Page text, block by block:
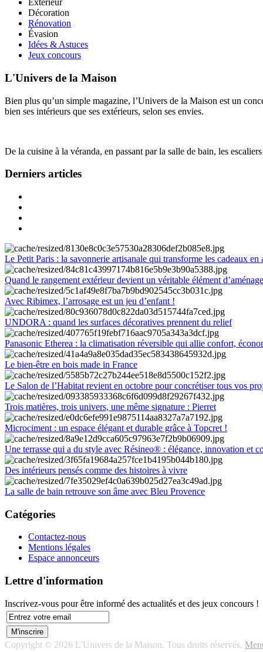
Extérieur
Décoration
Rénovation
Évasion
Idées & Astuces
Jeux concours
L'Univers de la Maison
Bien plus qu’un simple magazine, l’Univers de la Maison est un
bien ses intérieurs que ses extérieurs, selon ses envies.
De la cuisine à la véranda, en passant par la salle de bain, les
Derniers articles
Le Petit Paris : la savonnerie artisanale qui transforme les cadeaux en
Quand le rangement extérieur devient un véritable élément
Avec Ribimex, l’arrosage est un jeu d’enfant !
UNDORA : quand les surfaces décoratives prennent du relief
Panasonic Etherea : la climatisation réversible qui allie confort,
Le bien-être en bois made in France
Le Salon de l’Habitat revient en octobre pour concrétiser tous vos
Trois matières, trois univers, une même signature : Pierret
Microciment : un espace élégant et durable grâce à Topcret !
Une terrasse qui a du style avec Résineo® : élégance, innovation et
Des intérieurs pensés comme des histoires à vivre
La salle de bain retrouve son âme avec Bleu Provence
Catégories
Contactez-nous
Mentions légales
Espace annonceurs
Lettre d'information
Inscrivez-vous pour être informé des actualités et des jeux concours !
Copyright © 2026 L'Univers de la Maison. Tous droits réservés.